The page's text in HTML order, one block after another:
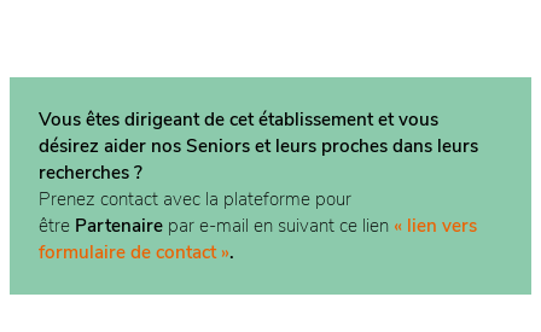
Vous êtes dirigeant de cet établissement et vous
désirez aider nos Seniors et leurs proches dans leurs
recherches ?
Prenez contact avec la plateforme pour
être Partenaire par e-mail en suivant ce lien « lien vers
formulaire de contact ».